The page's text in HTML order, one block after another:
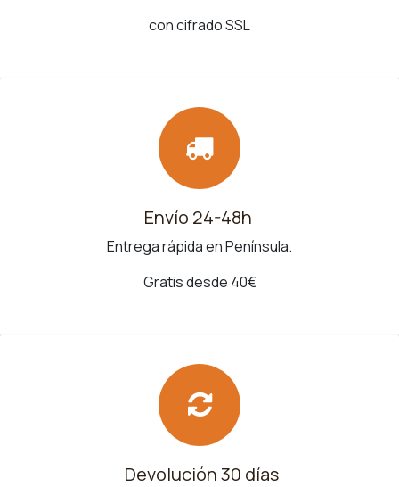
con cifrado SSL
Envío 24-48h
Entrega rápida en Península.
Gratis desde 40€
Devolución 30 días